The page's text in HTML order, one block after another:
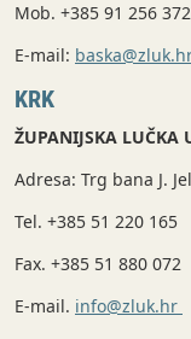
Mob. +385 91 256
E-mail:
KRK
ŽUPANIJSKA LUČKA
Adresa: Trg bana J.
Tel. +385 51 220 165
Fax. +385 51 880 072
E-mail. info@zluk.hr